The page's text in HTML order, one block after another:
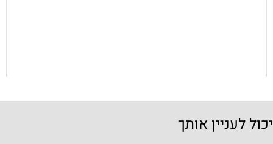
יכול לעניין אותך